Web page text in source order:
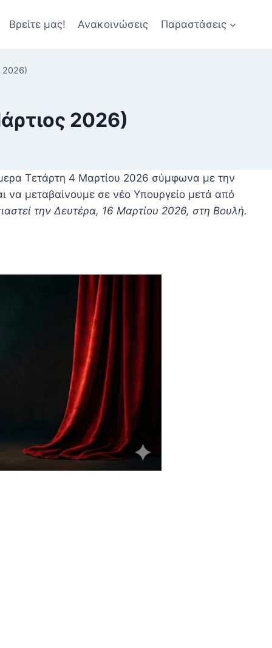
Βρείτε μας! Ανακοινώσεις Παραστάσεις
2026)
2026)
Τετάρτη 4 Μαρτίου 2026 σύμφωνα με την
να μεταβαίνουμε σε νέο Υπουργείο μετά από
την Δευτέρα, 16 Μαρτίου 2026, στη Βουλή.